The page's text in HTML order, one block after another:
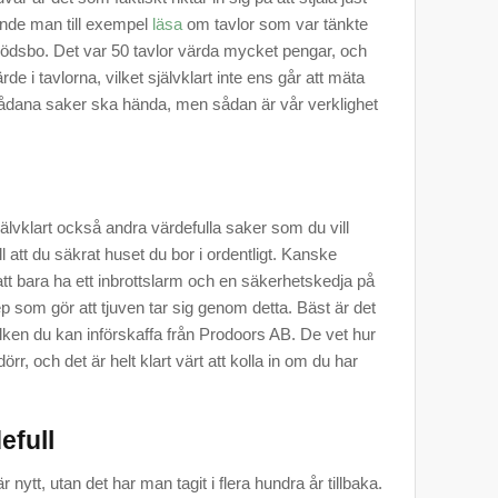
man till exempel läsa om tavlor som var tänkte
Det var 50 tavlor värda mycket pengar, och
i tavlorna, vilket självklart inte ens går att mäta
saker ska hända, men sådan är vår verklighet
också andra värdefulla saker som du vill
du säkrat huset du bor i ordentligt. Kanske
bara ha ett inbrottslarm och en säkerhetskedja på
som gör att tjuven tar sig genom detta. Bäst är det
du kan införskaffa från Prodoors AB. De vet hur
och det är helt klart värt att kolla in om du har
nytt, utan det har man tagit i flera hundra år tillbaka.